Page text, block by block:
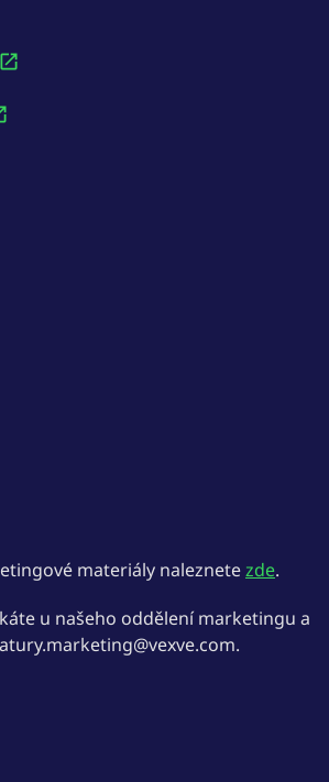
materiály naleznetezde.
u našeho oddělení marketingu a